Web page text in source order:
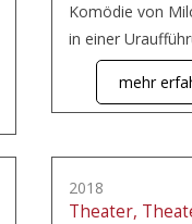
Komödie von
in einer
mehr
2018
Theater,